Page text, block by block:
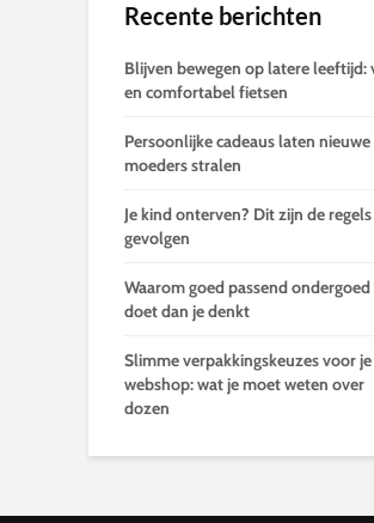
Recente berichten
Blijven bewegen op latere leeftijd:
en comfortabel fietsen
Persoonlijke cadeaus laten nieuwe
moeders stralen
Je kind onterven? Dit zijn de regels
gevolgen
Waarom goed passend
doet dan je denkt
Slimme verpakkingskeuzes voor je
webshop: wat je moet weten over
dozen